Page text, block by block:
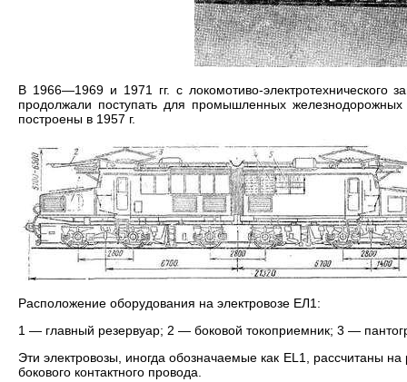
В 1966—1969 и 1971 гг. с локомотиво-электротехнического
продолжали поступать для промышленных железнодорожных
построены в 1957 г.
Расположение оборудования на электровозе ЕЛ1:
1 — главный резервуар; 2 — боковой токоприемник; 3 —
Эти электровозы, иногда обозначаемые как EL1, рассчитаны
бокового контактного провода.